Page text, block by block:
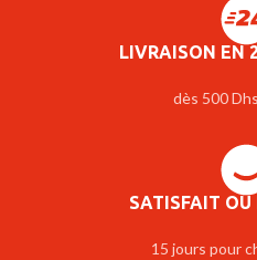
LIVRAISON EN
dès 500
SATISFAIT OU
15 jours pour